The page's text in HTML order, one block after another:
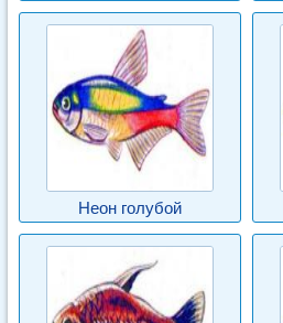
Неон голубой